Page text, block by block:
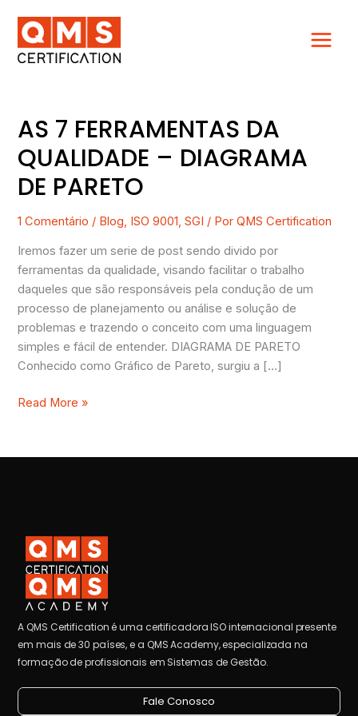
para
conteúdo
AS 7 FERRAMENTAS DA
QUALIDADE – DIAGRAMA
DE PARETO
1 Comentário / Blog, ISO 9001,SGI / PorQMS Certification
Iremos fazer um serie de post sendo divido por
ferramentas da qualidade, visando facilitar o trabalho
daqueles que são responsáveis pela condução de um
processo de planejamento ou análise e solução de
problemas e trazendo o conceito com uma linguagem
simples e fácil de entender. DIAGRAMA DE PARETO
Conhecido como Gráfico de Pareto, surgiu a […]
AS
FERRAMENTAS
DA
–
DE
PARETO
Read More »
A QMS Certification é uma certificadora ISO internacional presente
em mais de 30 países, e a QMS Academy, especializada na
formação de profissionais em Sistemas de Gestão.
Fale Conosco